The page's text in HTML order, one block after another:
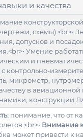
и качества
схемы).<br>•
допусков и
Умение
и
контрольно-
микрометр,
в
конструкции
понимание, что от
Внимание к
может привести к